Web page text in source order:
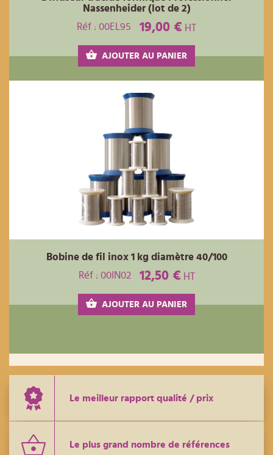
Nassenheider (lot de 2)
Réf : 00EL95
19,00 € HT
AJOUTER AU PANIER
Bobine de fil inox 1 kg diamètre 40/100
Réf : 00IN02
12,50 € HT
AJOUTER AU PANIER
Le meilleur rapport qualité / prix
Le plus grand nombre de références